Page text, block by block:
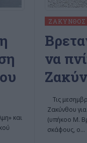
και
ΖΆΚΥΝΘΟΣ
να
Τις
Ζακύνθου
(υπήκοο Μ.
σκάφους, ο…